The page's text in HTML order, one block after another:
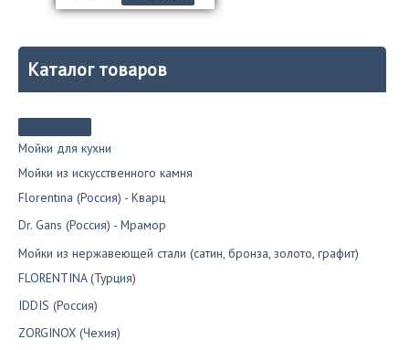
Каталог товаров
Мойки для кухни
Мойки из искусственного камня
Florentina (Россия) - Кварц
Dr. Gans (Россия) - Мрамор
Мойки из нержавеющей стали (сатин, бронза, золото, графит)
FLORENTINA (Турция)
IDDIS (Россия)
ZORGINOX (Чехия)